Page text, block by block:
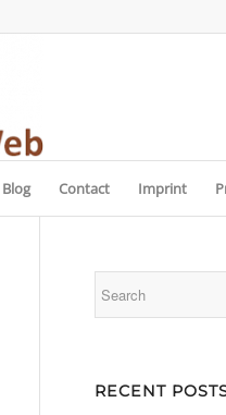
Blog Contact Imprint
RECENT